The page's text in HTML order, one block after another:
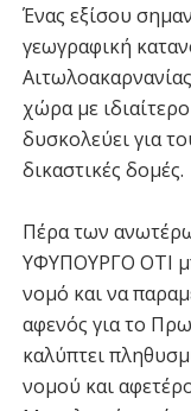
Ένας εξίσου
γεωγραφική
χώρα με
δυσκολεύει για
δικαστικές δομές.
Πέρα των
ΥΦΥΠΟΥΡΓΟ ΟΤΙ
νομό και να
αφενός για το
καλύπτει
νομού και